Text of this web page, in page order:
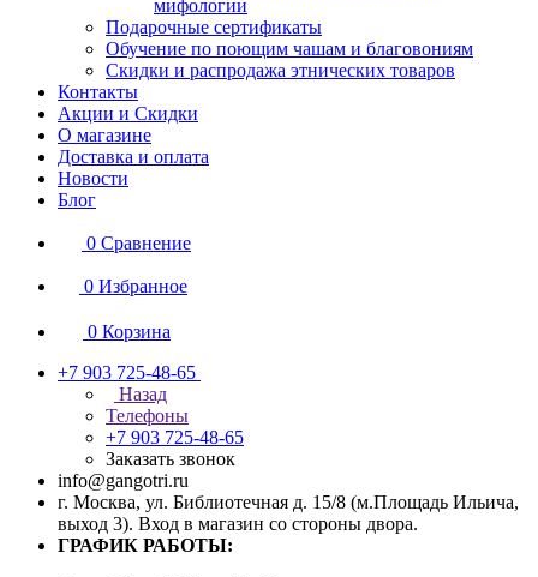
мифологии
Подарочные сертификаты
Обучение по поющим чашам и благовониям
Скидки и распродажа этнических товаров
Контакты
Акции и Скидки
О магазине
Доставка и оплата
Новости
Блог
0 Сравнение
0 Избранное
0 Корзина
+7 903 725-48-65
Назад
Телефоны
+7 903 725-48-65
Заказать звонок
info@gangotri.ru
г. Москва, ул. Библиотечная д. 15/8 (м.Площадь Ильича,
выход 3). Вход в магазин со стороны двора.
ГРАФИК РАБОТЫ: